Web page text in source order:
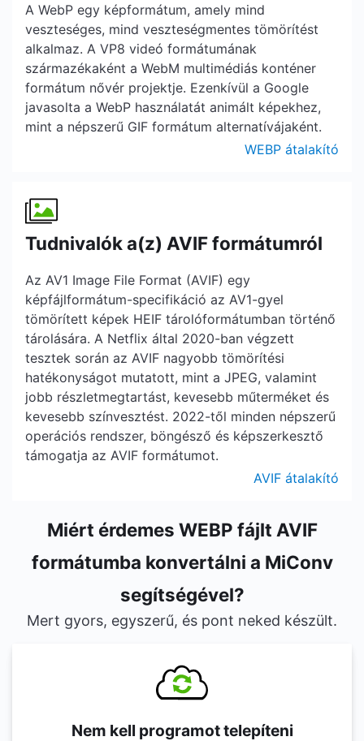
A WebP egy képformátum, amely mind
veszteséges, mind veszteségmentes tömörítést
alkalmaz. A VP8 videó formátumának
származékaként a WebM multimédiás konténer
formátum nővér projektje. Ezenkívül a Google
javasolta a WebP használatát animált képekhez,
mint a népszerű GIF formátum alternatívájaként.
WEBP átalakító
Tudnivalók a(z) AVIF formátumról
Az AV1 Image File Format (AVIF) egy
képfájlformátum-specifikáció az AV1-gyel
tömörített képek HEIF tárolóformátumban történő
tárolására. A Netflix által 2020-ban végzett
tesztek során az AVIF nagyobb tömörítési
hatékonyságot mutatott, mint a JPEG, valamint
jobb részletmegtartást, kevesebb műterméket és
kevesebb színvesztést. 2022-től minden népszerű
operációs rendszer, böngésző és képszerkesztő
támogatja az AVIF formátumot.
AVIF átalakító
Miért érdemes WEBP fájlt AVIF
formátumba konvertálni a MiConv
segítségével?
Mert gyors, egyszerű, és pont neked készült.
Nem kell programot telepíteni